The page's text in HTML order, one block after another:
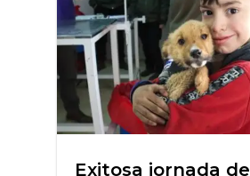
Exitosa jornada de